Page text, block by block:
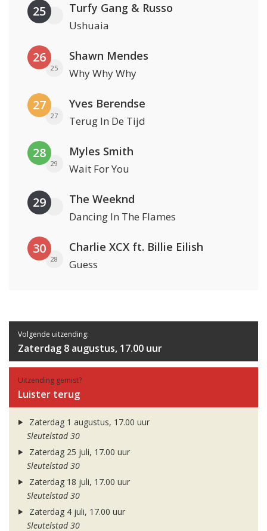
25 Turfy Gang & Russo
Ushuaia
26
25
Shawn Mendes
Why Why Why
27
27
Yves Berendse
Terug In De Tijd
28
29
Myles Smith
Wait For You
29 The Weeknd
Dancing In The Flames
30
28
Charlie XCX ft. Billie Eilish
Guess
Volgende uitzending:
Zaterdag 8 augustus, 17.00 uur
Uitzending gemist?
Luister terug
Zaterdag 1 augustus, 17.00 uur
Sleutelstad 30
Zaterdag 25 juli, 17.00 uur
Sleutelstad 30
Zaterdag 18 juli, 17.00 uur
Sleutelstad 30
Zaterdag 4 juli, 17.00 uur
Sleutelstad 30